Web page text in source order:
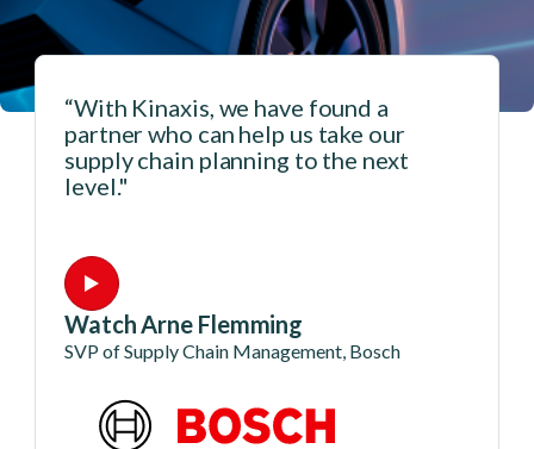
“With Kinaxis, we have found a
partner who can help us take our
supply chain planning to the next
level."
Watch Arne Flemming
SVP of Supply Chain Management, Bosch